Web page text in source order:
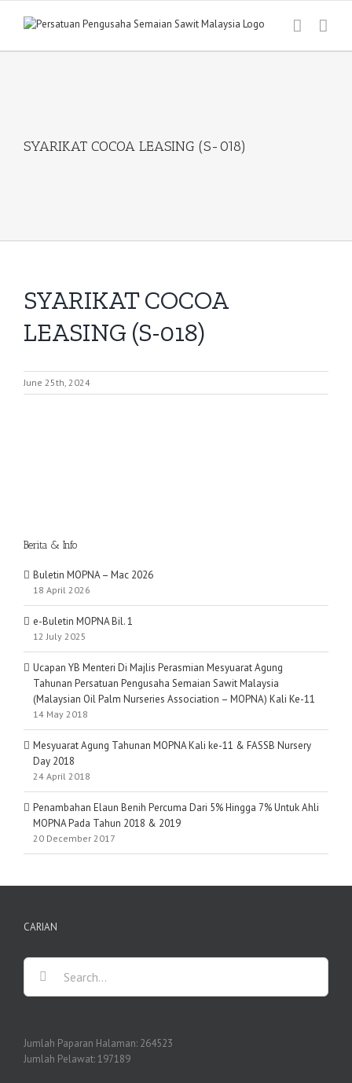
SYARIKAT COCOA LEASING (S-018)
SYARIKAT COCOA
LEASING (S-018)
June 25th, 2024
Berita & Info
Buletin MOPNA – Mac 2026
18 April 2026
e-Buletin MOPNA Bil. 1
12 July 2025
Ucapan YB Menteri Di Majlis Perasmian Mesyuarat Agung
Tahunan Persatuan Pengusaha Semaian Sawit Malaysia
(Malaysian Oil Palm Nurseries Association – MOPNA) Kali Ke-11
14 May 2018
Mesyuarat Agung Tahunan MOPNA Kali ke-11 & FASSB Nursery
Day 2018
24 April 2018
Penambahan Elaun Benih Percuma Dari 5% Hingga 7% Untuk Ahli
MOPNA Pada Tahun 2018 & 2019
20 December 2017
CARIAN
Search
Jumlah Paparan Halaman: 264523
Jumlah Pelawat:197189